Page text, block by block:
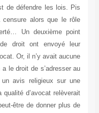
de défendre les lois. Pis
censure alors que le rôle
Un deuxième point
droit ont envoyé leur
Or, il n’y avait aucune
le droit de s’adresser au
avis religieux sur une
d’avocat relèverait
être de donner plus de